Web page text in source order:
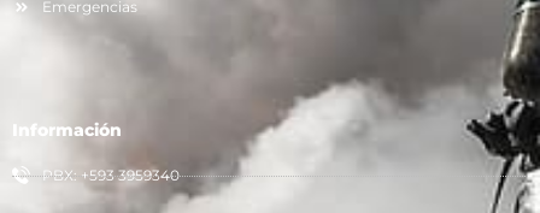
Emergencias
Información
PBX: +593 3959340